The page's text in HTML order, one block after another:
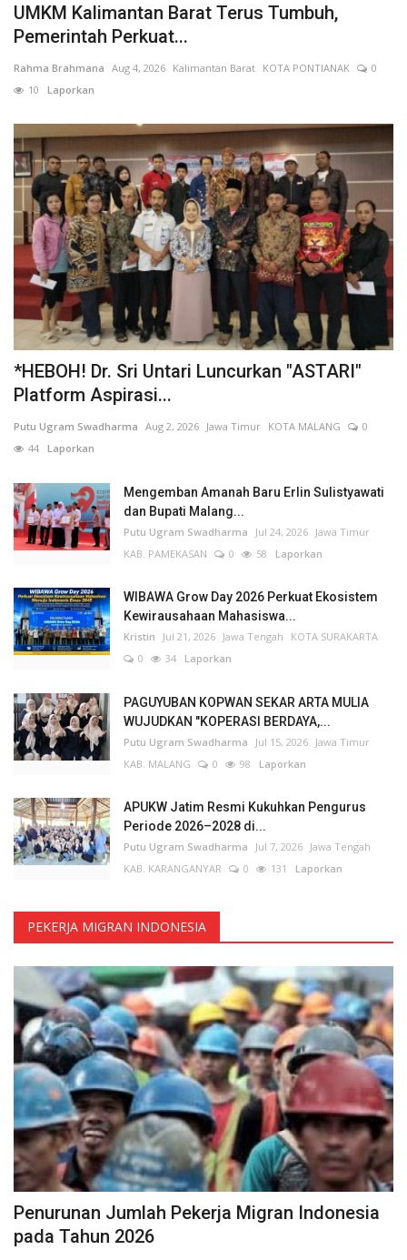
UMKM Kalimantan Barat Terus Tumbuh,
Pemerintah Perkuat...
Rahma Brahmana Aug 4, 2026 Kalimantan Barat KOTA PONTIANAK
0
10 Laporkan
*HEBOH! Dr. Sri Untari Luncurkan "ASTARI"
Platform Aspirasi...
Putu Ugram Swadharma Aug 2, 2026 Jawa Timur KOTA MALANG
0
44 Laporkan
Mengemban Amanah Baru Erlin Sulistyawati
dan Bupati Malang...
Putu Ugram Swadharma Jul 24, 2026 Jawa Timur
KAB. PAMEKASAN
0 58 Laporkan
WIBAWA Grow Day 2026 Perkuat Ekosistem
Kewirausahaan Mahasiswa...
Kristin Jul 21, 2026 Jawa Tengah
KOTA SURAKARTA
0
34 Laporkan
PAGUYUBAN KOPWAN SEKAR ARTA MULIA
WUJUDKAN "KOPERASI BERDAYA,...
Putu Ugram Swadharma Jul 15, 2026 Jawa Timur
KAB. MALANG
0 98 Laporkan
APUKW Jatim Resmi Kukuhkan Pengurus
Periode 2026–2028 di...
Putu Ugram Swadharma Jul 7, 2026 Jawa Tengah
KAB. KARANGANYAR
0 131 Laporkan
PEKERJA MIGRAN INDONESIA
Penurunan Jumlah Pekerja Migran Indonesia
pada Tahun 2026